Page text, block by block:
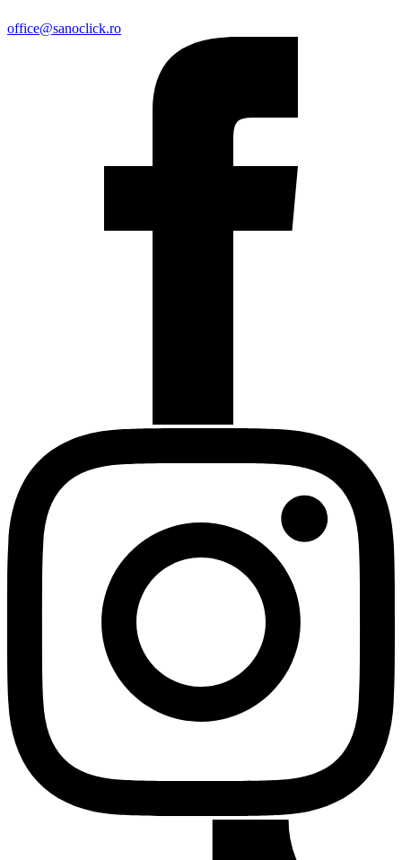
office@sanoclick.ro